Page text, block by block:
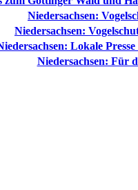
Niedersachsen:
Niedersachsen:
Lokale
Niedersachsen: Für